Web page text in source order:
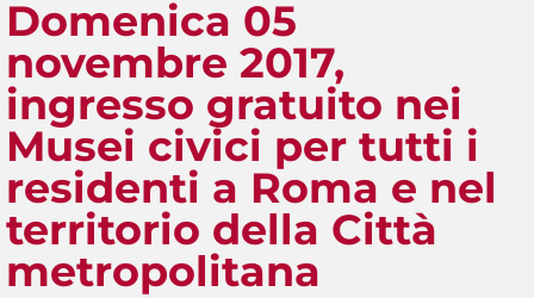
Domenica 05
novembre 2017,
ingresso gratuito nei
Musei civici per tutti i
residenti a Roma e nel
territorio della Città
metropolitana